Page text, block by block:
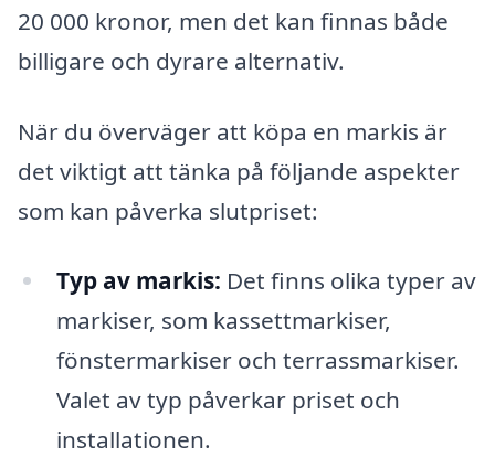
20 000 kronor, men det kan finnas både
billigare och dyrare alternativ.
När du överväger att köpa en markis är
det viktigt att tänka på följande aspekter
som kan påverka slutpriset:
Typ av markis: Det finns olika typer av
markiser, som kassettmarkiser,
fönstermarkiser och terrassmarkiser.
Valet av typ påverkar priset och
installationen.